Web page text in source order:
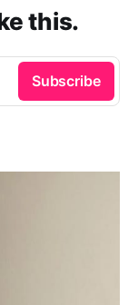
this.
Subscribe